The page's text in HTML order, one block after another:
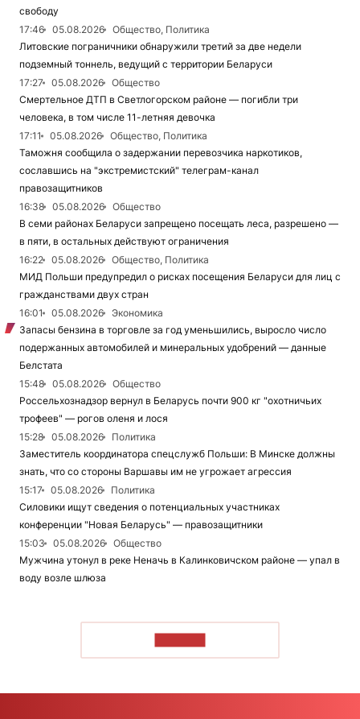
свободу
17:46
05.08.2026
Общество, Политика
Литовские пограничники обнаружили третий за две недели
подземный тоннель, ведущий с территории Беларуси
17:27
05.08.2026
Общество
Смертельное ДТП в Светлогорском районе — погибли три
человека, в том числе 11-летняя девочка
17:11
05.08.2026
Общество, Политика
Таможня сообщила о задержании перевозчика наркотиков,
сославшись на "экстремистский" телеграм-канал
правозащитников
16:38
05.08.2026
Общество
В семи районах Беларуси запрещено посещать леса, разрешено —
в пяти, в остальных действуют ограничения
16:22
05.08.2026
Общество, Политика
МИД Польши предупредил о рисках посещения Беларуси для лиц с
гражданствами двух стран
16:01
05.08.2026
Экономика
Запасы бензина в торговле за год уменьшились, выросло число
подержанных автомобилей и минеральных удобрений — данные
Белстата
15:48
05.08.2026
Общество
Россельхознадзор вернул в Беларусь почти 900 кг "охотничьих
трофеев" — рогов оленя и лося
15:28
05.08.2026
Политика
Заместитель координатора спецслужб Польши: В Минске должны
знать, что со стороны Варшавы им не угрожает агрессия
15:17
05.08.2026
Политика
Силовики ищут сведения о потенциальных участниках
конференции "Новая Беларусь" — правозащитники
15:03
05.08.2026
Общество
Мужчина утонул в реке Неначь в Калинковичском районе — упал в
воду возле шлюза